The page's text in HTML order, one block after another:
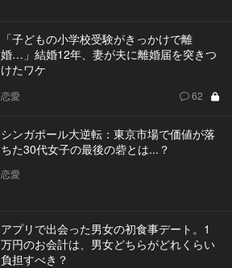
「子どもの小学校受験がきっかけで離
婚…」結婚12年、妻が夫に離婚届を突きつ
けたワケ
恋愛 62
シンガポール大逆転：東京市場で価値が落
ちた30代女子の最後の砦とは...？
恋愛
アプリで出会った男女の初食事デート。1
万円のお会計は、男女どちらがどれくらい
負担すべき？